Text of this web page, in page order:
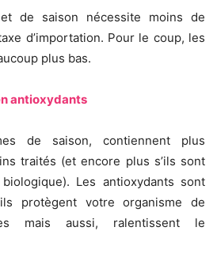
de saison nécessite moins de
d’importation. Pour le coup, les
plus bas.
antioxydants
de saison, contiennent plus
traités (et encore plus s’ils sont
Les antioxydants sont
protègent votre organisme de
mais aussi, ralentissent le